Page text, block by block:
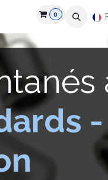
Recrutement Ressources
0